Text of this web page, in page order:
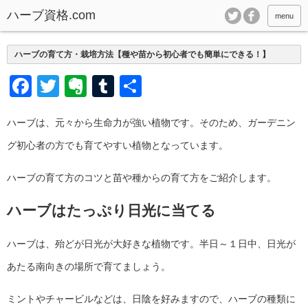
ハーブ資格.com menu
ハーブの育て方・栽培方法【種や苗から初心者でも簡単にできる！】
Facebook
TwitterEvernote
Tumblr
ハーブは、元々から生命力が強い植物です。そのため、ガーデニン
グ初心者の方でも育てやすい植物となっています。
ハーブの育て方のコツと苗や種からの育て方をご紹介します。
ハーブはたっぷり日光に当てる
ハーブは、殆どが日光が大好きな植物です。半日～１日中、日光が
あたる南向きの場所で育てましょう。
ミントやチャービルなどは、日陰を好みますので、ハーブの種類に